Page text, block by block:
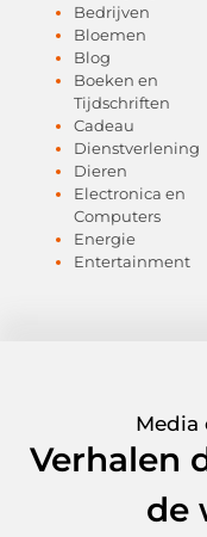
Bedrijven
Bloemen
Blog
Boeken en
Tijdschriften
Cadeau
Dienstverlening
Dieren
Electronica en
Computers
Energie
Entertainment
Media
Verhalen
de